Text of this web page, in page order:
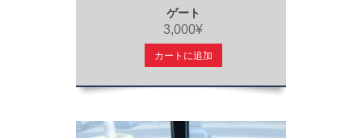
ゲート
3,000¥
カートに追加